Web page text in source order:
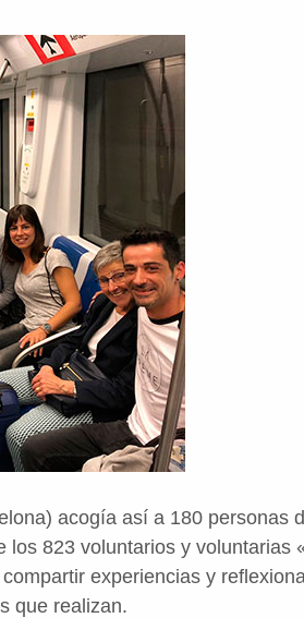
acogía así a 180 personas
823 voluntarios y voluntarias
experiencias y
que realizan.